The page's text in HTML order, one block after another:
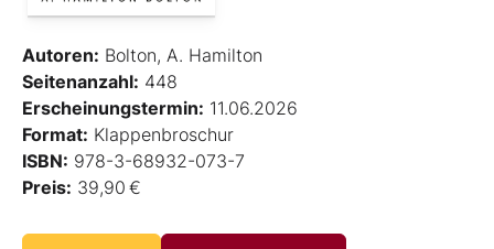
Autoren: Bolton, A. Hamilton
Seitenanzahl: 448
Erscheinungstermin: 11.06.2026
Format: Klappenbroschur
ISBN: 978-3-68932-073-7
Preis: 39,90 €